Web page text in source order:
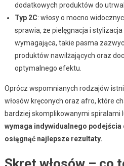
dodatkowych produktów do
Typ 2C: włosy o mocno
sprawia, że pielęgnacja i
wymagająca, takie pasma
produktów nawilżających oraz
optymalnego efektu.
Oprócz wspomnianych rodzajów
włosów kręconych oraz afro, które
bardziej skomplikowanymi spiralami
wymaga indywidualnego
osiągnąć najlepsze rezultaty.